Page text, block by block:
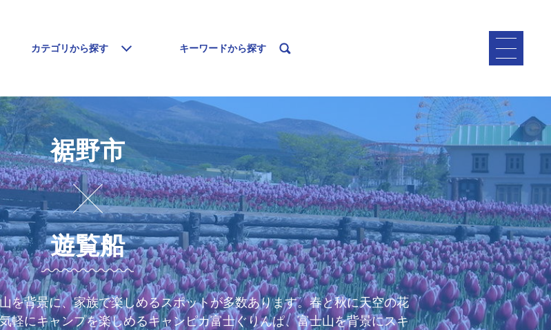
カテゴリから探す キーワードから探す
裾野市
遊覧船
を背景に、家族で楽しめるスポットが多数あります。春と秋に天空の花
軽にキャンプを楽しめるキャンピカ富士ぐりんぱ、富士山を背景にスキ